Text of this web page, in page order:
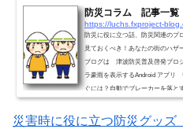
防災コラム 記事一覧
https://luchs.fxproject-
防災に役に立つ話、防災関連のプ
見ておくべき！あなたの街のハザ
ブログは 津波防災普及啓発プロ
ラ豪雨を表示するAndroid アプリ
ぐには？自動でブレーカーを落と
レ プロジェクト！を知っていま
ダンボールベッド！お住まいの自
災害時に役に立つ防災グッ